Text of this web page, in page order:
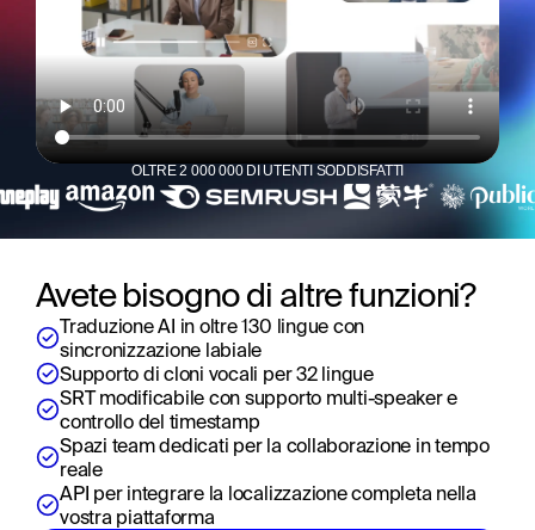
Avete bisogno di altre funzioni?
Traduzione AI in oltre 130 lingue con
sincronizzazione labiale
Supporto di cloni vocali per 32 lingue
SRT modificabile con supporto multi-speaker e
controllo del timestamp
Spazi team dedicati per la collaborazione in tempo
reale
API per integrare la localizzazione completa nella
vostra piattaforma
OLTRE 2 000 000 DI UTENTI SODDISFATTI